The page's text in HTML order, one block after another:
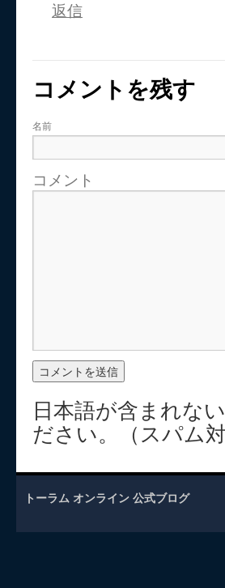
返信
コメントを残す
名前
コメント
日本語が含まれな
ださい。（スパム対
トーラム オンライン 公式ブログ